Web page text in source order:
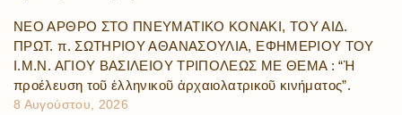
ΝΕΟ ΑΡΘΡΟ ΣΤΟ ΠΝΕΥΜΑΤΙΚΟ ΚΟΝΑΚΙ, ΤΟΥ ΑΙΔ.
ΠΡΩΤ. π. ΣΩΤΗΡΙΟΥ ΑΘΑΝΑΣΟΥΛΙΑ, ΕΦΗΜΕΡΙΟΥ ΤΟΥ
Ι.Μ.Ν. ΑΓΙΟΥ ΒΑΣΙΛΕΙΟΥ ΤΡΙΠΟΛΕΩΣ ΜΕ ΘΕΜΑ : “Ἡ
προέλευση τοῦ ἑλληνικοῦ ἀρχαιολατρικοῦ κινήματος”.
8 Αυγούστου, 2026